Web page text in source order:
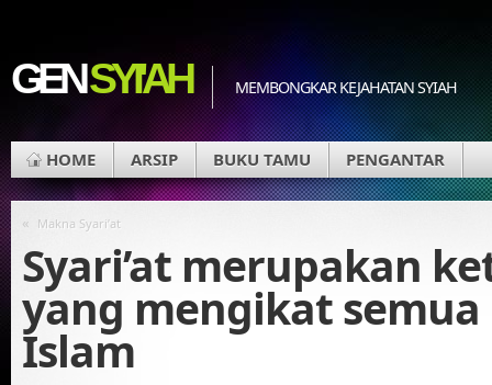
GENSYI'AH MEMBONGKAR KEJAHATAN SYIAH
HOME ARSIP BUKU TAMU PENGANTAR
« Makna Syari’at
Syari’at merupakan
yang mengikat
Islam